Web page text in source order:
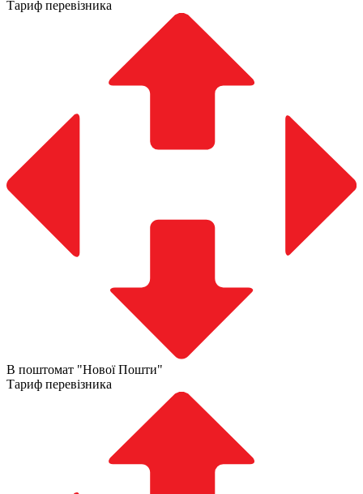
Тариф перевізника
В поштомат "Нової Пошти"
Тариф перевізника